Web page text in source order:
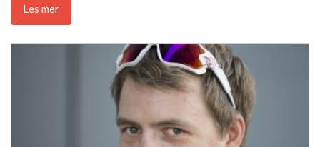
Les mer